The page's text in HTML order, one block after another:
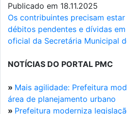
Publicado em 18.11.2025
Os contribuintes precisam
débitos pendentes e dívidas
oficial da Secretária Municipal
NOTÍCIAS DO PORTAL PMC
» Mais agilidade: Prefeitura
área de planejamento urbano
» Prefeitura moderniza